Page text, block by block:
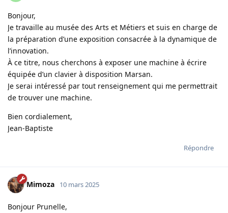
Bonjour,
Je travaille au musée des Arts et Métiers et suis en charge de
la préparation d’une exposition consacrée à la dynamique de
l’innovation.
À ce titre, nous cherchons à exposer une machine à écrire
équipée d’un clavier à disposition Marsan.
Je serai intéressé par tout renseignement qui me permettrait
de trouver une machine.
Bien cordialement,
Jean-Baptiste
Répondre
Mimoza 10 mars 2025
Bonjour Prunelle,